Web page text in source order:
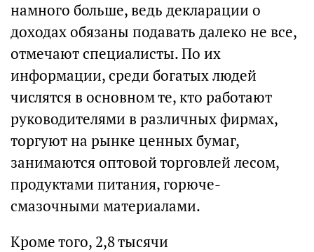
намного больше, ведь декларации о
доходах обязаны подавать далеко не все,
отмечают специалисты. По их
информации, среди богатых людей
числятся в основном те, кто работают
руководителями в различных фирмах,
торгуют на рынке ценных бумаг,
занимаются оптовой торговлей лесом,
продуктами питания, горюче-
смазочными материалами.
Кроме того, 2,8 тысячи